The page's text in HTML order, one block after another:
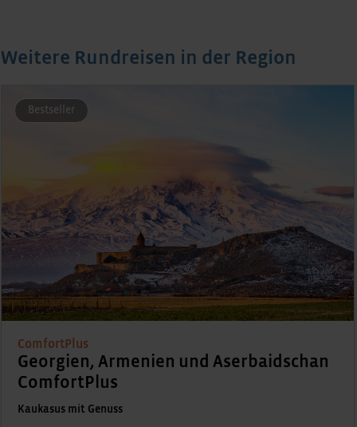
Weitere Rundreisen in der Region
Bestseller
ComfortPlus
Georgien, Armenien und Aserbaidschan
ComfortPlus
Kaukasus mit Genuss